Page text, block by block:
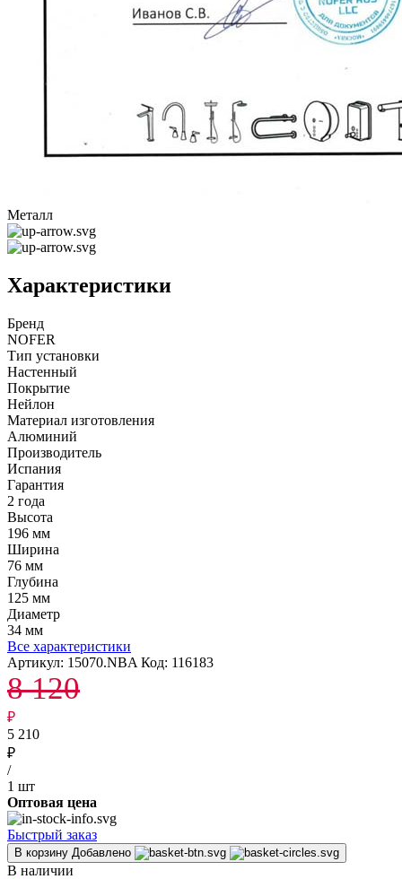
Металл
Характеристики
Бренд
NOFER
Тип установки
Настенный
Покрытие
Нейлон
Материал изготовления
Алюминий
Производитель
Испания
Гарантия
2 года
Высота
196 мм
Ширина
76 мм
Глубина
125 мм
Диаметр
34 мм
Все характеристики
Артикул: 15070.NBA Код: 116183
8 120
₽
5 210
₽
/
1 шт
Оптовая цена
Быстрый заказ
В корзину Добавлено
В наличии